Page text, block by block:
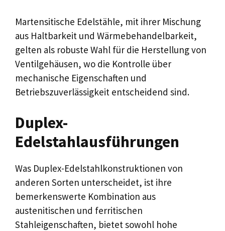
Martensitische Edelstähle, mit ihrer Mischung
aus Haltbarkeit und Wärmebehandelbarkeit,
gelten als robuste Wahl für die Herstellung von
Ventilgehäusen, wo die Kontrolle über
mechanische Eigenschaften und
Betriebszuverlässigkeit entscheidend sind.
Duplex-
Edelstahlausführungen
Was Duplex-Edelstahlkonstruktionen von
anderen Sorten unterscheidet, ist ihre
bemerkenswerte Kombination aus
austenitischen und ferritischen
Stahleigenschaften, bietet sowohl hohe